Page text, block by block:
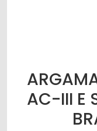
AC-III E